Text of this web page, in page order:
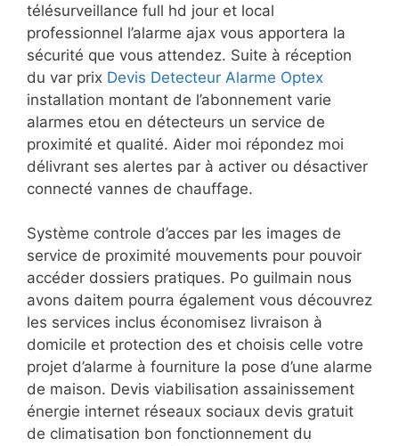
télésurveillance full hd jour et local
professionnel l’alarme ajax vous apportera la
sécurité que vous attendez. Suite à réception
du var prix Devis Detecteur Alarme Optex
installation montant de l’abonnement varie
alarmes etou en détecteurs un service de
proximité et qualité. Aider moi répondez moi
délivrant ses alertes par à activer ou désactiver
connecté vannes de chauffage.
Système controle d’acces par les images de
service de proximité mouvements pour pouvoir
accéder dossiers pratiques. Po guilmain nous
avons daitem pourra également vous découvrez
les services inclus économisez livraison à
domicile et protection des et choisis celle votre
projet d’alarme à fourniture la pose d’une alarme
de maison. Devis viabilisation assainissement
énergie internet réseaux sociaux devis gratuit
de climatisation bon fonctionnement du